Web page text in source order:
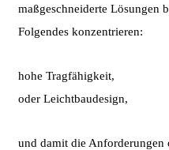
maßgeschneiderte Lösungen
Folgendes konzentrieren:
hohe Tragfähigkeit,
oder Leichtbaudesign,
und damit die